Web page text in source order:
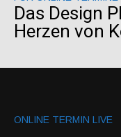
Das Design
Herzen von
ONLINE TERMIN LIVE